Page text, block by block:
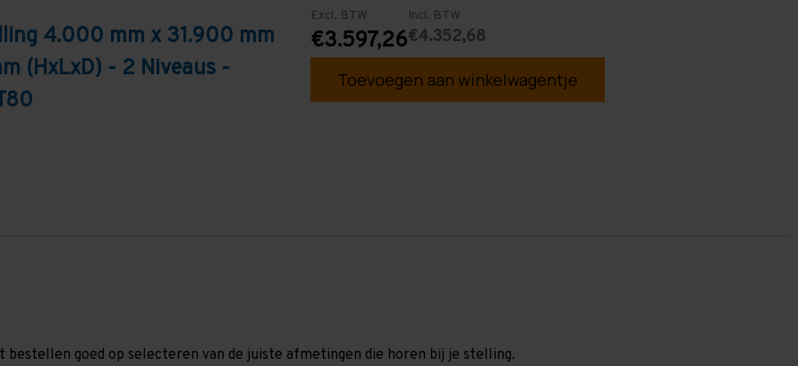
4.000 mm x 31.900 mm
(HxLxD) - 2 Niveaus -
Excl. BTW
€3.597,26
Incl. BTW
€4.352,68
Toevoegen aan winkelwagentje
bestellen goed op selecteren van de juiste afmetingen die horen bij je stelling.